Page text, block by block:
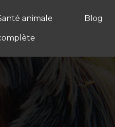
animale Blog